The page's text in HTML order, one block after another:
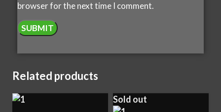
browser for the next time I comment.
Related products
Sold out